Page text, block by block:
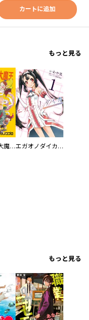
カートに追加
もっと見る
ハクション大魔王 エガオノダイカ Ｅｍｏｔｉｏｎａｌ ｓｉｄｅ
もっと見る